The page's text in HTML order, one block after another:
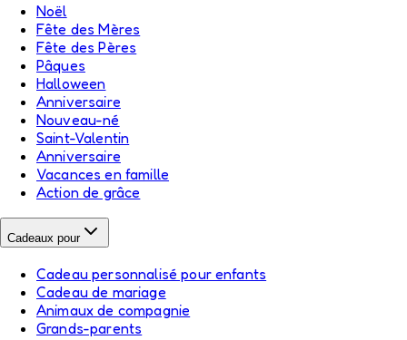
Noël
Fête des Mères
Fête des Pères
Pâques
Halloween
Anniversaire
Nouveau-né
Saint-Valentin
Anniversaire
Vacances en famille
Action de grâce
Cadeaux pour
Cadeau personnalisé pour enfants
Cadeau de mariage
Animaux de compagnie
Grands-parents